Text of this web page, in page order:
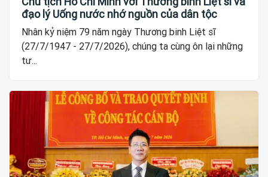
đạo lý Uống nước nhớ nguồn của dân tộc
Nhân kỷ niệm 79 năm ngày Thương binh Liệt sĩ
(27/7/1947 - 27/7/2026), chúng ta cùng ôn lại những
tư...